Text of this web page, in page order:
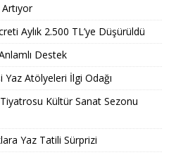
Aylık 2.500 TL’ye Düşürüldü
Destek
Atölyeleri İlgi Odağı
Tiyatrosu Kültür Sanat Sezonu
Yaz Tatili Sürprizi